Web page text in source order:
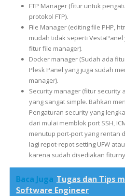
FTP Manager (fitur untuk
protokol FTP).
File Manager (editing file PHP,
mudah tidak seperti
fitur file manager).
Docker manager (Sudah ada
Plesk Panel yang juga sudah
manager).
Security manager (fitur security
yang sangat simple. Bahkan
Pengaturan security yang
dari mulai memblok port SSH,
menutup port-port yang rentan
lagi repot-repot setting UFW
karena sudah disediakan
Baca Juga Tugas dan Tips
Software Engineer